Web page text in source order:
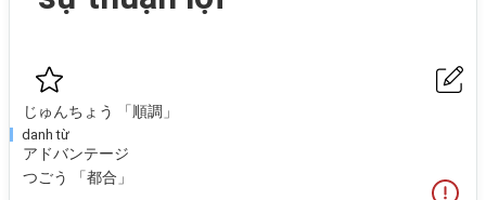
じゅんちょう 「順調」
danh từ
アドバンテージ
つごう 「都合」